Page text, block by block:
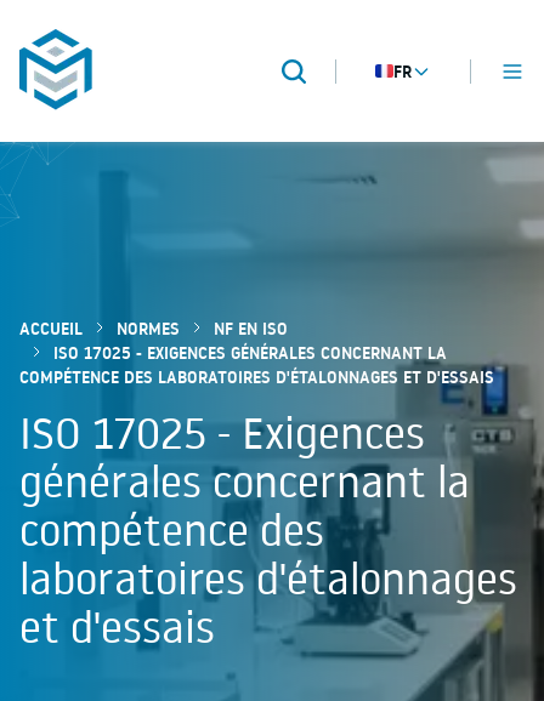
METROPACK
FR MENU
ACCUEIL NORMES
NF EN ISO
ISO 17025 - EXIGENCES GÉNÉRALES CONCERNANT LA
COMPÉTENCE DES LABORATOIRES D'ÉTALONNAGES ET D'ESSAIS
ISO 17025 - Exigences
générales concernant la
compétence des
laboratoires d'étalonnages
et d'essais